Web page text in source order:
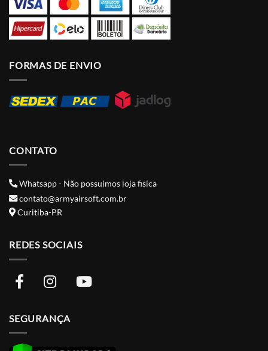
FORMAS DE ENVIO
CONTATO
Whatsapp - Não possuimos loja fisíca
contato@armyairsoft.com.br
Curitiba-PR
REDES SOCIAIS
SEGURANÇA